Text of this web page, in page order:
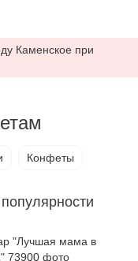
Каменское при
Конфеты